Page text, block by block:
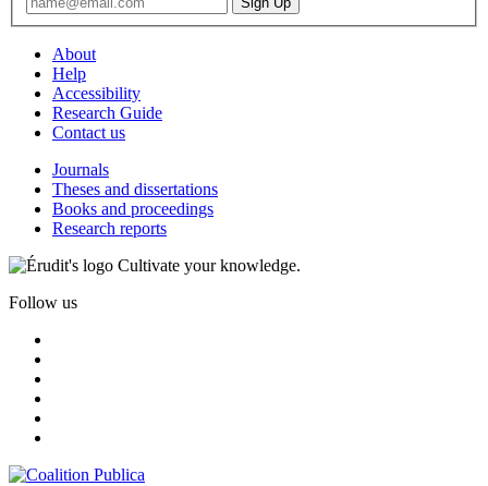
About
Help
Accessibility
Research Guide
Contact us
Journals
Theses and dissertations
Books and proceedings
Research reports
Cultivate your knowledge.
Follow us